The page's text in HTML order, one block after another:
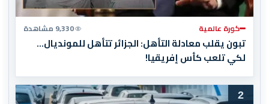
كورة عالمية 9,330 مشاهدة
تبون يقلب معادلة التأهل: الجزائر تتأهل للمونديال…
لكي تلعب كأس إفريقيا!
2